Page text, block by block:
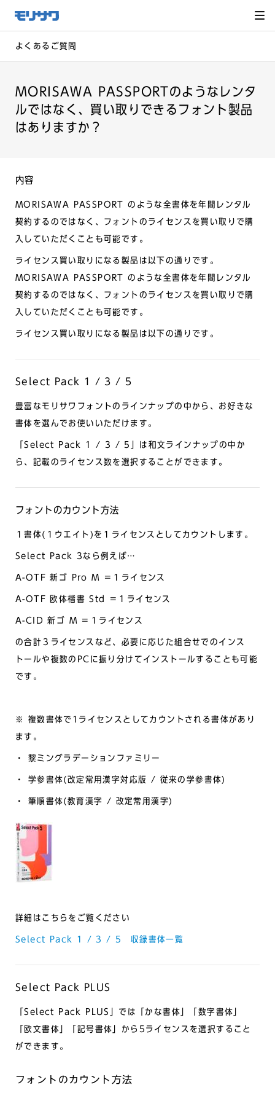
メ
ニュー
飛ばし
へ移動
よくあるご質問
MORISAWA PASSPORTのようなレンタ
ルではなく、買い取りできるフォント製品
はありますか？
内容
MORISAWA PASSPORT のような全書体を年間レンタル
契約するのではなく、フォントのライセンスを買い取りで購
入していただくことも可能です。
ライセンス買い取りになる製品は以下の通りです。
MORISAWA PASSPORT のような全書体を年間レンタル
契約するのではなく、フォントのライセンスを買い取りで購
入していただくことも可能です。
ライセンス買い取りになる製品は以下の通りです。
Select Pack 1 / 3 / 5
豊富なモリサワフォントのラインナップの中から、お好きな
書体を選んでお使いいただけます。
「Select Pack 1 / 3 / 5」は和文ラインナップの中か
ら、記載のライセンス数を選択することができます。
フォントのカウント方法
１書体(１ウエイト)を１ライセンスとしてカウントします。
Select Pack 3なら例えば…
A-OTF 新ゴ Pro M ＝１ライセンス
A-OTF 欧体楷書 Std ＝１ライセンス
A-CID 新ゴ M ＝１ライセンス
の合計３ライセンスなど、必要に応じた組合せでのインス
トールや複数のPCに振り分けてインストールすることも可能
です。
※ 複数書体で1ライセンスとしてカウントされる書体があり
ます。
・ 黎ミングラデーションファミリー
・ 学参書体(改定常用漢字対応版 / 従来の学参書体)
・ 筆順書体(教育漢字 / 改定常用漢字)
詳細はこちらをご覧ください
Select Pack 1 / 3 / 5 収録書体一覧
Select Pack PLUS
「Select Pack PLUS」では「かな書体」「数字書体」
「欧文書体」「記号書体」から5ライセンスを選択すること
ができます。
フォントのカウント方法